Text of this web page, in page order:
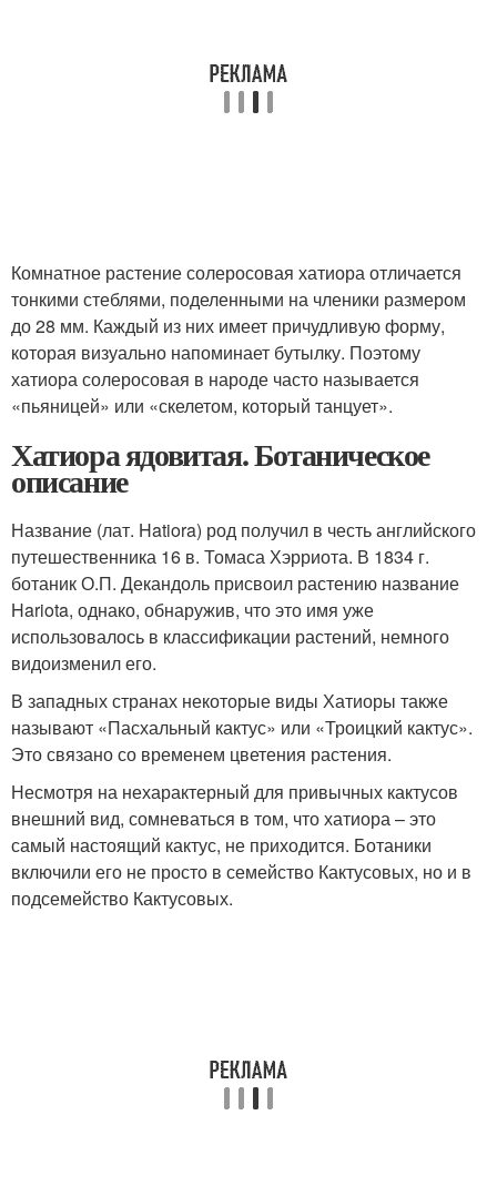
Комнатное растение солеросовая хатиора отличается
тонкими стеблями, поделенными на членики размером
до 28 мм. Каждый из них имеет причудливую форму,
которая визуально напоминает бутылку. Поэтому
хатиора солеросовая в народе часто называется
«пьяницей» или «скелетом, который танцует».
Хатиора ядовитая. Ботаническое
описание
Название (лат. Hatiora) род получил в честь английского
путешественника 16 в. Томаса Хэрриота. В 1834 г.
ботаник О.П. Декандоль присвоил растению название
Hariota, однако, обнаружив, что это имя уже
использовалось в классификации растений, немного
видоизменил его.
В западных странах некоторые виды Хатиоры также
называют «Пасхальный кактус» или «Троицкий кактус».
Это связано со временем цветения растения.
Несмотря на нехарактерный для привычных кактусов
внешний вид, сомневаться в том, что хатиора – это
самый настоящий кактус, не приходится. Ботаники
включили его не просто в семейство Кактусовых, но и в
подсемейство Кактусовых.